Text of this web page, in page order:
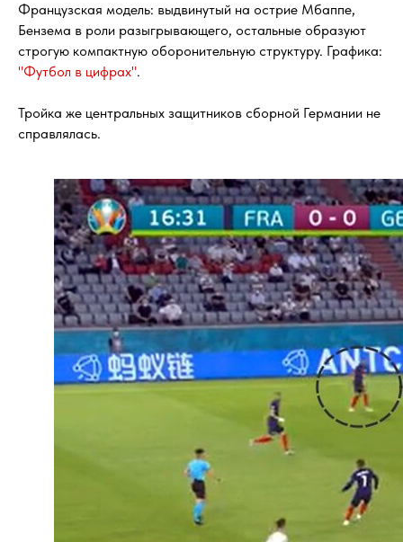
Французская модель: выдвинутый на острие Мбаппе,
Бензема в роли разыгрывающего, остальные образуют
строгую компактную оборонительную структуру. Графика:
"Футбол в цифрах".
Тройка же центральных защитников сборной Германии не
справлялась.